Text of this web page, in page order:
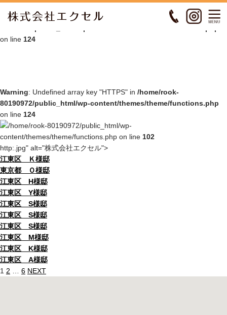
Warning: Undefined array key "HTTPS" in
/home/rook-
on line 124
Warning: Undefined array key "HTTPS" in /home/rook-
80190972/public_html/wp-content/themes/theme/functions.php
on line 124
/home/rook-80190972/public_html/wp-
content/themes/theme/functions.php on line 102
http:.jpg" alt="株式会社エクセル">
江東区 Ｋ様邸
東京都 Ｏ様邸
江東区 H様邸
江東区 Y様邸
江東区 S様邸
江東区 S様邸
江東区 S様邸
江東区 M様邸
江東区 K様邸
江東区 A様邸
58
1 2 6 NEXT